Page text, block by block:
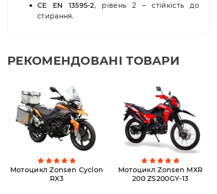
CE EN 13595-2, рівень 2 – стійкість до
стирання.
РЕКОМЕНДОВАНІ ТОВАРИ
Мотоцикл Zonsen Cyclon
RX3
Мотоцикл Zonsen MXR
200 ZS200GY-13